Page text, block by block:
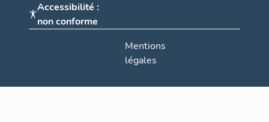
Accessibilité :
non conforme
Mentions
légales